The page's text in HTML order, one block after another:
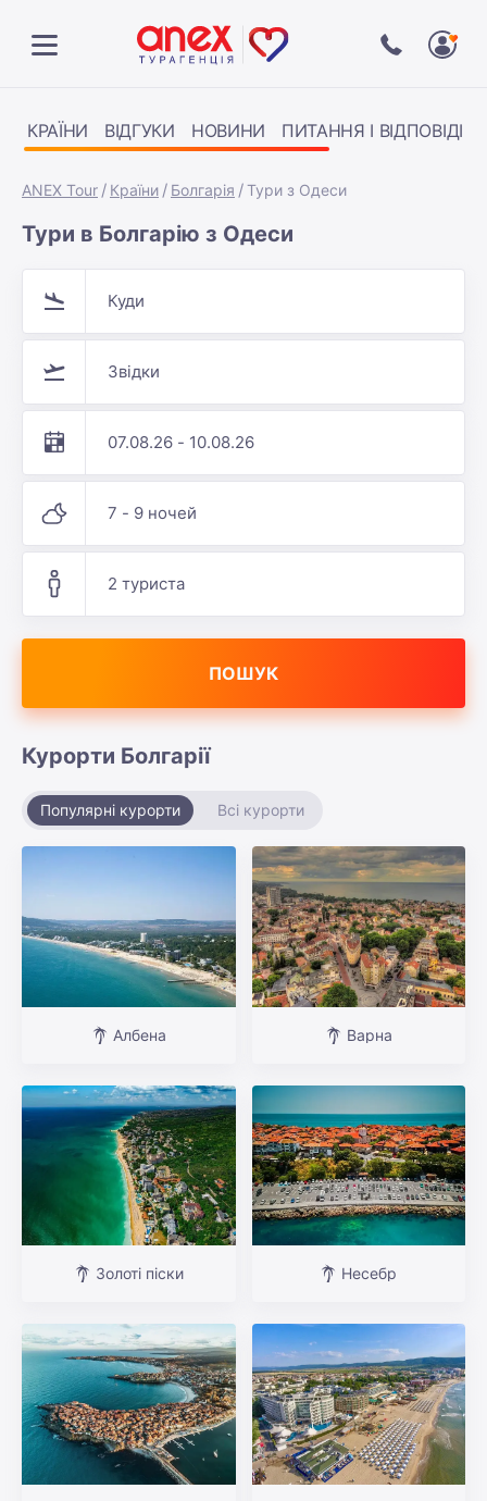
КРАЇНИ ВІДГУКИ НОВИНИ ПИТАННЯ І ВІДПОВІДІ
ANEX Tour Країни Болгарія Тури з Одеси
Тури в Болгарію з Одеси
Куди
Звідки
07.08.26 - 10.08.26
7 - 9 ночей
2 туриста
ПОШУК
Курорти Болгарії
Популярні курорти Всі курорти
Албена Варна
Золоті піски Несебр